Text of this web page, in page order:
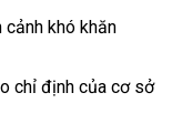
khó khăn
chỉ định của cơ sở